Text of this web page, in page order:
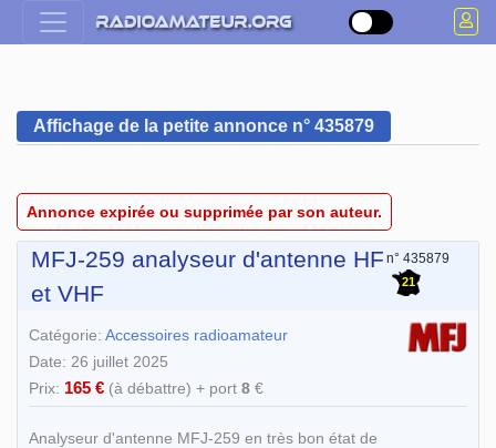
Affichage de la petite annonce n° 435879
Annonce expirée ou supprimée par son auteur.
MFJ-259 analyseur d'antenne HF
et VHF
n° 435879
21
Catégorie: Accessoires radioamateur
Date: 26 juillet 2025
Prix: 165 € (à débattre) + port 8€
Analyseur d'antenne MFJ-259 en très bon état de